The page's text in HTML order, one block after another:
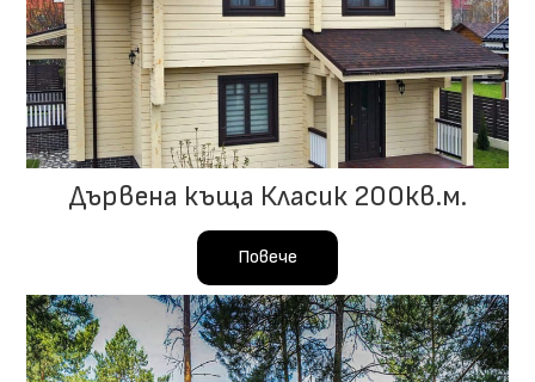
Дървена къща Класик 200кв.м.
Повече